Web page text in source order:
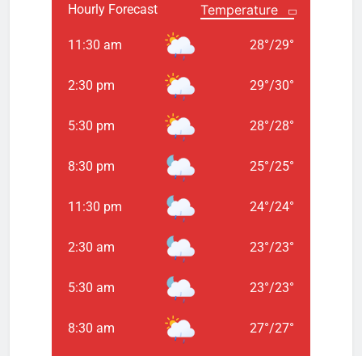
Hourly Forecast
11:30 am 28°/29°
2:30 pm 29°/30°
5:30 pm 28°/28°
8:30 pm 25°/25°
11:30 pm 24°/24°
2:30 am 23°/23°
5:30 am 23°/23°
8:30 am 27°/27°